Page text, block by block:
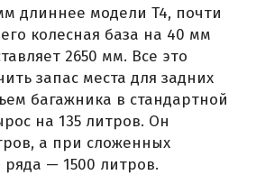
длиннее модели T4, почти
колесная база на 40 мм
2650 мм. Все это
запас места для задних
багажника в стандартной
на 135 литров. Он
а при сложенных
ряда — 1500 литров.